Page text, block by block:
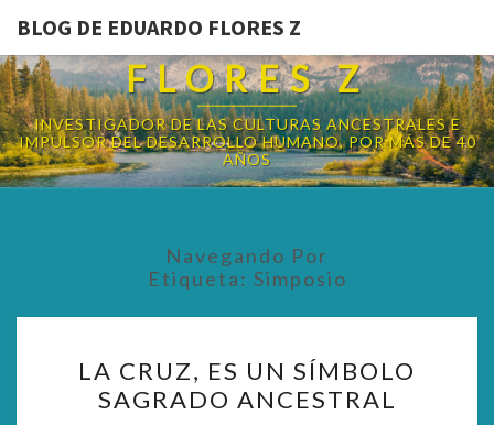
BLOG DE EDUARDO FLORES Z
BLOG DE EDUARDO
FLORES Z
INVESTIGADOR DE LAS CULTURAS ANCESTRALES E
IMPULSOR DEL DESARROLLO HUMANO, POR MÁS DE 40
AÑOS
Navegando Por
Etiqueta: Simposio
CRUZ,
ES
LA CRUZ, ES UN SÍMBOLO
SAGRADO ANCESTRAL